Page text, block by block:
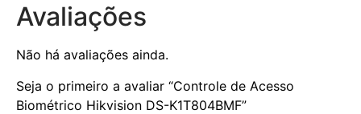
Avaliações
Não há avaliações ainda.
Seja o primeiro a avaliar “Controle de Acesso
Biométrico Hikvision DS-K1T804BMF”